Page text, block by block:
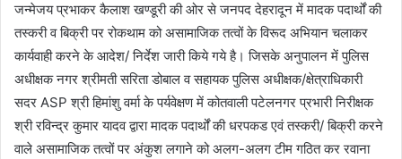
जन्मेजय प्रभाकर कैलाश खण्डूरी की ओर से जनपद देहरादून में मादक पदार्थों की
तस्करी व बिक्री पर रोकथाम को असामाजिक तत्वों के विरूद अभियान चलाकर
कार्यवाही करने के आदेश/ निर्देश जारी किये गये है। जिसके अनुपालन में पुलिस
अधीक्षक नगर श्रीमती सरिता डोबाल व सहायक पुलिस अधीक्षक/क्षेत्राधिकारी
सदर ASP श्री हिमांशु वर्मा के पर्यवेक्षण में कोतवाली पटेलनगर प्रभारी निरीक्षक
श्री रविन्द्र कुमार यादव द्वारा मादक पदार्थों की धरपकड एवं तस्करी/ बिक्री करने
वाले असामाजिक तत्वों पर अंकुश लगाने को अलग-अलग टीम गठित कर रवाना